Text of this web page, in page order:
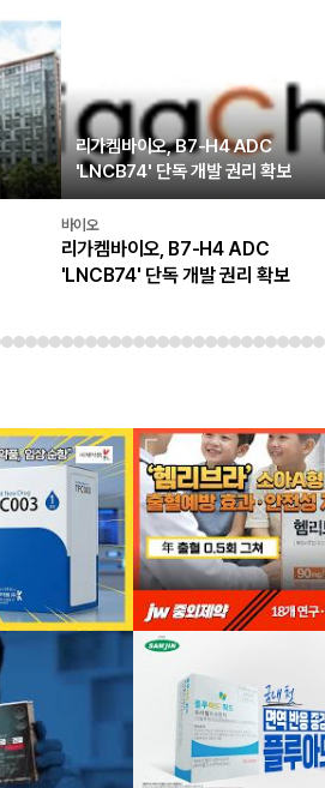
리가켐바이오, B7-H4 ADC
'LNCB74' 단독 개발 권리 확보
바이오
리가켐바이오, B7-H4 ADC
'LNCB74' 단독 개발 권리 확보